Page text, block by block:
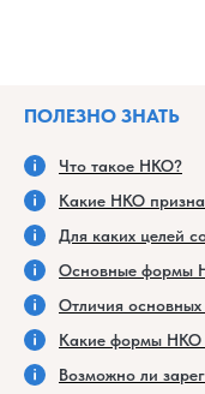
ПОЛЕЗНО ЗНАТЬ
Что такое НКО?
Какие НКО
Для каких целей
Основные формы
Отличия
Какие формы НКО
Возможно ли